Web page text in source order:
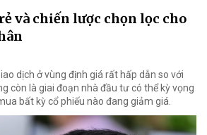
và chiến lược chọn lọc cho
dịch ở vùng định giá rất hấp dẫn so với
còn là giai đoạn nhà đầu tư có thể kỳ vọng
bất kỳ cổ phiếu nào đang giảm giá.